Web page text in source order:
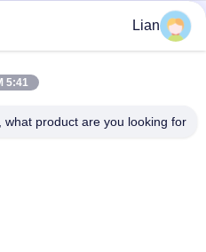
فولت قطع الصمامات
Lian
5:41 AM
what product are you looking for?